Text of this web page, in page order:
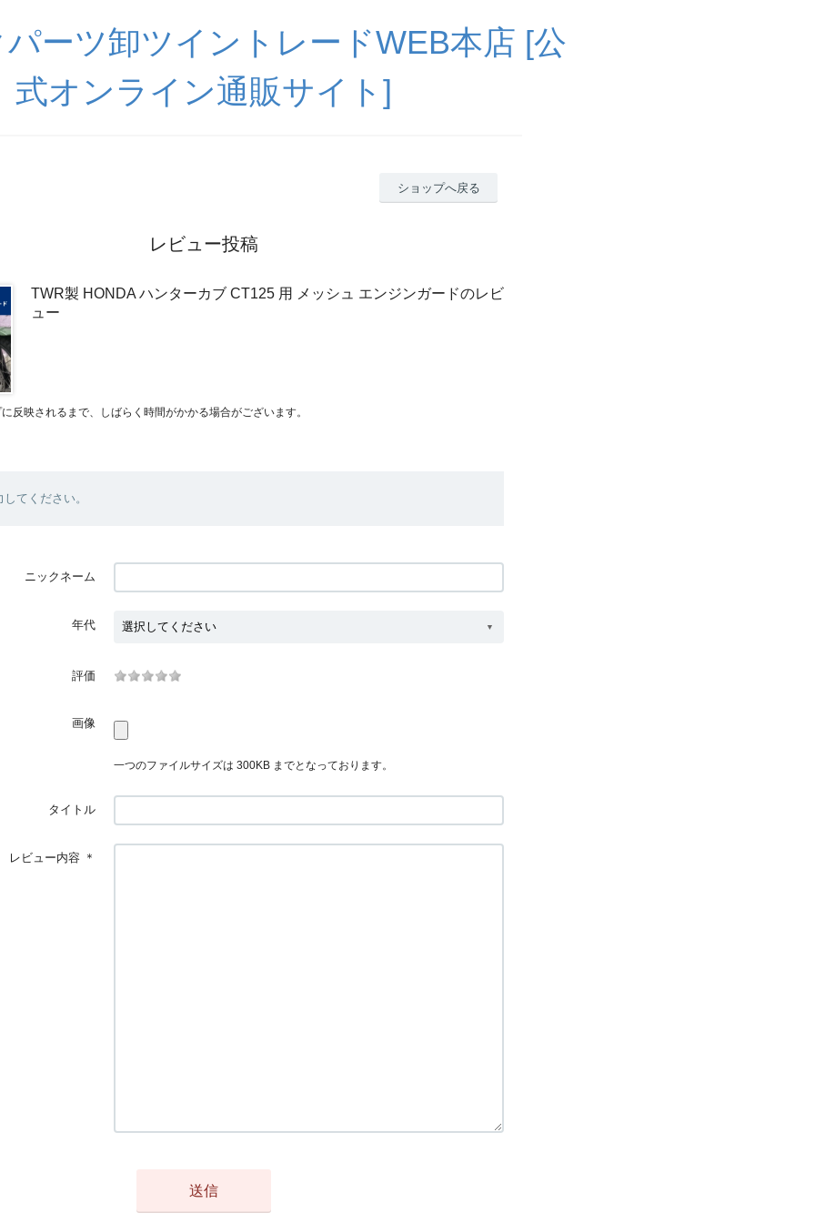
ーツ卸ツイントレードWEB本店 [公
式オンライン通販サイト]
ショップへ戻る
レビュー投稿
TWR製 HONDA ハンターカブ CT125 用 メッシュ エンジンガードのレビ
ュー
反映されるまで、しばらく時間がかかる場合がございます。
てください。
ニックネーム
年代
評価
画像
一つのファイルサイズは 300KB までとなっております。
タイトル
レビュー内容 ＊